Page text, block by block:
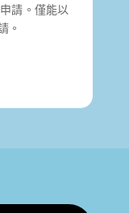
請。僅能以
。